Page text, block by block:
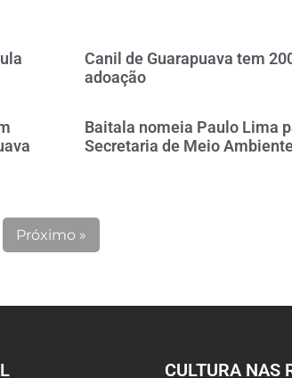
Canil de Guarapuava tem
adoação
Baitala nomeia Paulo Lima
Secretaria de Meio
Próximo »
CULTURA NAS